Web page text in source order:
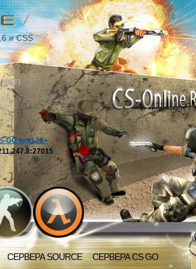
и CSS
СЕРВЕРА SOURCE СЕРВЕРА CS GO
[OFF]
GO mod 21+